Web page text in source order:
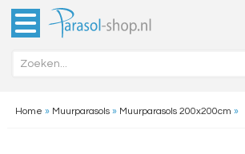
Home » Muurparasols» Muurparasols 200x200cm »